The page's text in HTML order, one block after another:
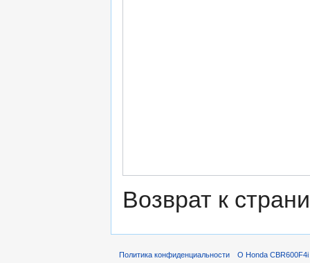
Возврат к
Политика конфиденциальности О Honda CBR600F4i